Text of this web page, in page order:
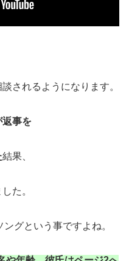
されるようになります。
事を
結果、
た。
グという事ですよね。